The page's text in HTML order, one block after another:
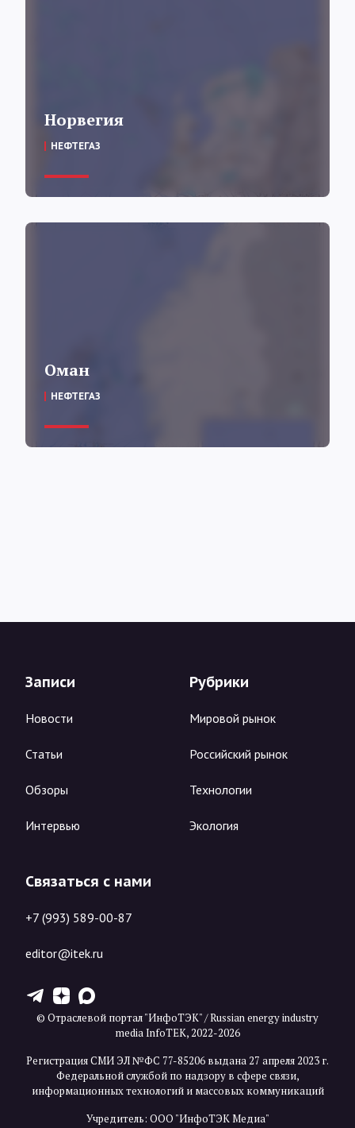
Норвегия
НЕФТЕГАЗ
Оман
НЕФТЕГАЗ
Записи
Новости
Статьи
Обзоры
Интервью
Рубрики
Мировой рынок
Российский рынок
Технологии
Экология
Связаться с нами
+7 (993) 589-00-87
editor@itek.ru
T Z X
© Отраслевой портал "ИнфоТЭК" / Russian energy industry
media InfoTEK, 2022-2026
Регистрация СМИ ЭЛ №ФС 77-85206 выдана 27 апреля 2023 г.
Федеральной службой по надзору в сфере связи,
информационных технологий и массовых коммуникаций
Учредитель: ООО "ИнфоТЭК Медиа"